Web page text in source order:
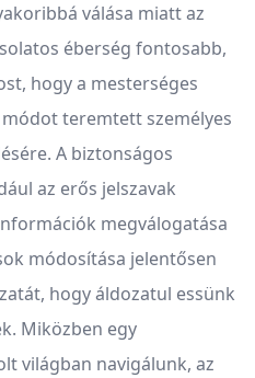
válása miatt az
éberség fontosabb,
hogy a mesterséges
teremtett személyes
A biztonságos
az erős jelszavak
megválogatása
módosítása jelentősen
hogy áldozatul essünk
Miközben egy
világban navigálunk, az